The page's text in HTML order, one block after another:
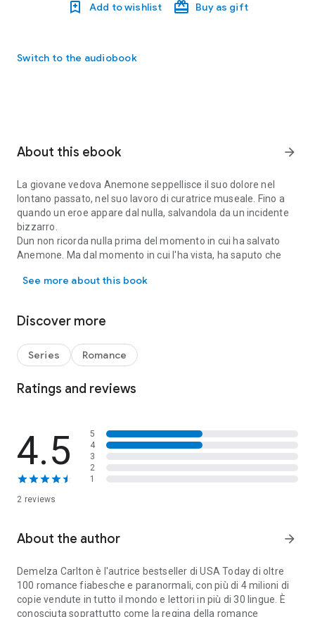
Add to wishlist Buy as gift
Switch to the audiobook
About this ebook arrow_forward
La giovane vedova Anemone seppellisce il suo dolore nel
lontano passato, nel suo lavoro di curatrice museale. Fino a
quando un eroe appare dal nulla, salvandola da un incidente
bizzarro.
Dun non ricorda nulla prima del momento in cui ha salvato
Anemone. Ma dal momento in cui l'ha vista, ha saputo che
Riusciranno a spezzare i legami che li trattengono al dolore
See more about this book
Discover more
Series Romance
Ratings and reviews
4.5
2 reviews
5
4
3
2
1
About the author arrow_forward
Demelza Carlton è l'autrice bestseller di USA Today di oltre
100 romance fiabesche e paranormali, con più di 4 milioni di
copie vendute in tutto il mondo e lettori in più di 30 lingue. È
conosciuta soprattutto come la regina della romance